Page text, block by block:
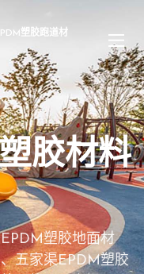
塑胶跑道材
胶材料
塑胶地面材
五家渠EPDM塑胶